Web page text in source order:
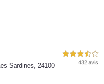
Sardines, 24100
3,5 étoiles sur 5
432 avis